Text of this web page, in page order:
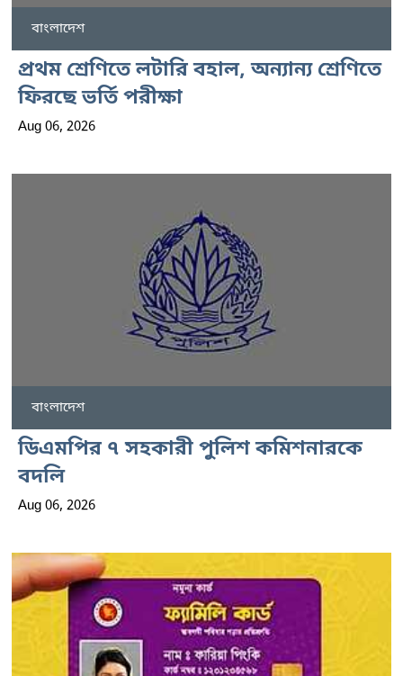
বাংলাদেশ
প্রথম শ্রেণিতে লটারি বহাল, অন্যান্য শ্রেণিতে
ফিরছে ভর্তি পরীক্ষা
Aug 06, 2026
বাংলাদেশ
ডিএমপির ৭ সহকারী পুলিশ কমিশনারকে
বদলি
Aug 06, 2026